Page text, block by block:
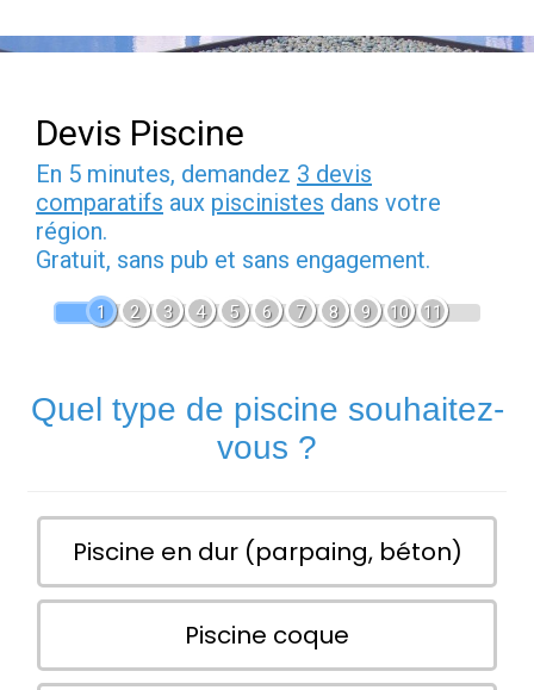
Devis Piscine
En 5 minutes, demandez 3 devis
comparatifs aux piscinistes dans votre
région.
Gratuit, sans pub et sans engagement.
1 2 3 4 5 6 7 8 9 10 11
Quel type de piscine souhaitez-
vous ?
Piscine en dur (parpaing, béton)
Piscine coque